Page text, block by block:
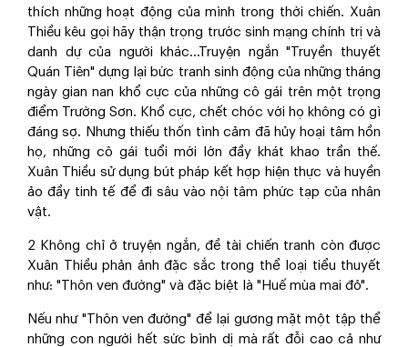
thích những hoạt động của mình trong thời chiến. Xuân
Thiều kêu gọi hãy thận trọng trước sinh mạng chính trị và
danh dự của người khác…Truyện ngắn "Truyền thuyết
Quán Tiên" dựng lại bức tranh sinh động của những tháng
ngày gian nan khổ cực của những cô gái trên một trọng
điểm Trường Sơn. Khổ cực, chết chóc với họ không có gì
đáng sợ. Nhưng thiếu thốn tình cảm đã hủy hoại tâm hồn
họ, những cô gái tuổi mới lớn đầy khát khao trần thế.
Xuân Thiều sử dụng bút pháp kết hợp hiện thực và huyền
ảo đầy tinh tế để đi sâu vào nội tâm phức tạp của nhân
vật.
2 Không chỉ ở truyện ngắn, đề tài chiến tranh còn được
Xuân Thiều phản ảnh đặc sắc trong thể loại tiểu thuyết
như: "Thôn ven đường" và đặc biệt là "Huế mùa mai đỏ".
Nếu như "Thôn ven đường" để lại gương mặt một tập thể
những con người hết sức bình dị mà rất đỗi cao cả như